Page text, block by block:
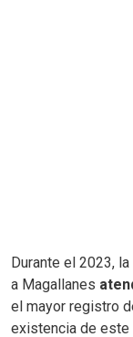
Durante el 2023,
a Magallanes
el mayor registro
existencia de este